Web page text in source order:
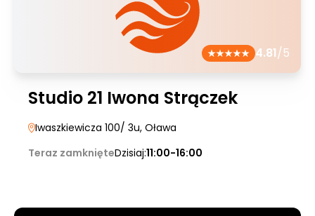
4.81/5
Studio 21 Iwona Strączek
Iwaszkiewicza 100/ 3u, Oława
Teraz zamknięteDzisiaj:11:00-16:00